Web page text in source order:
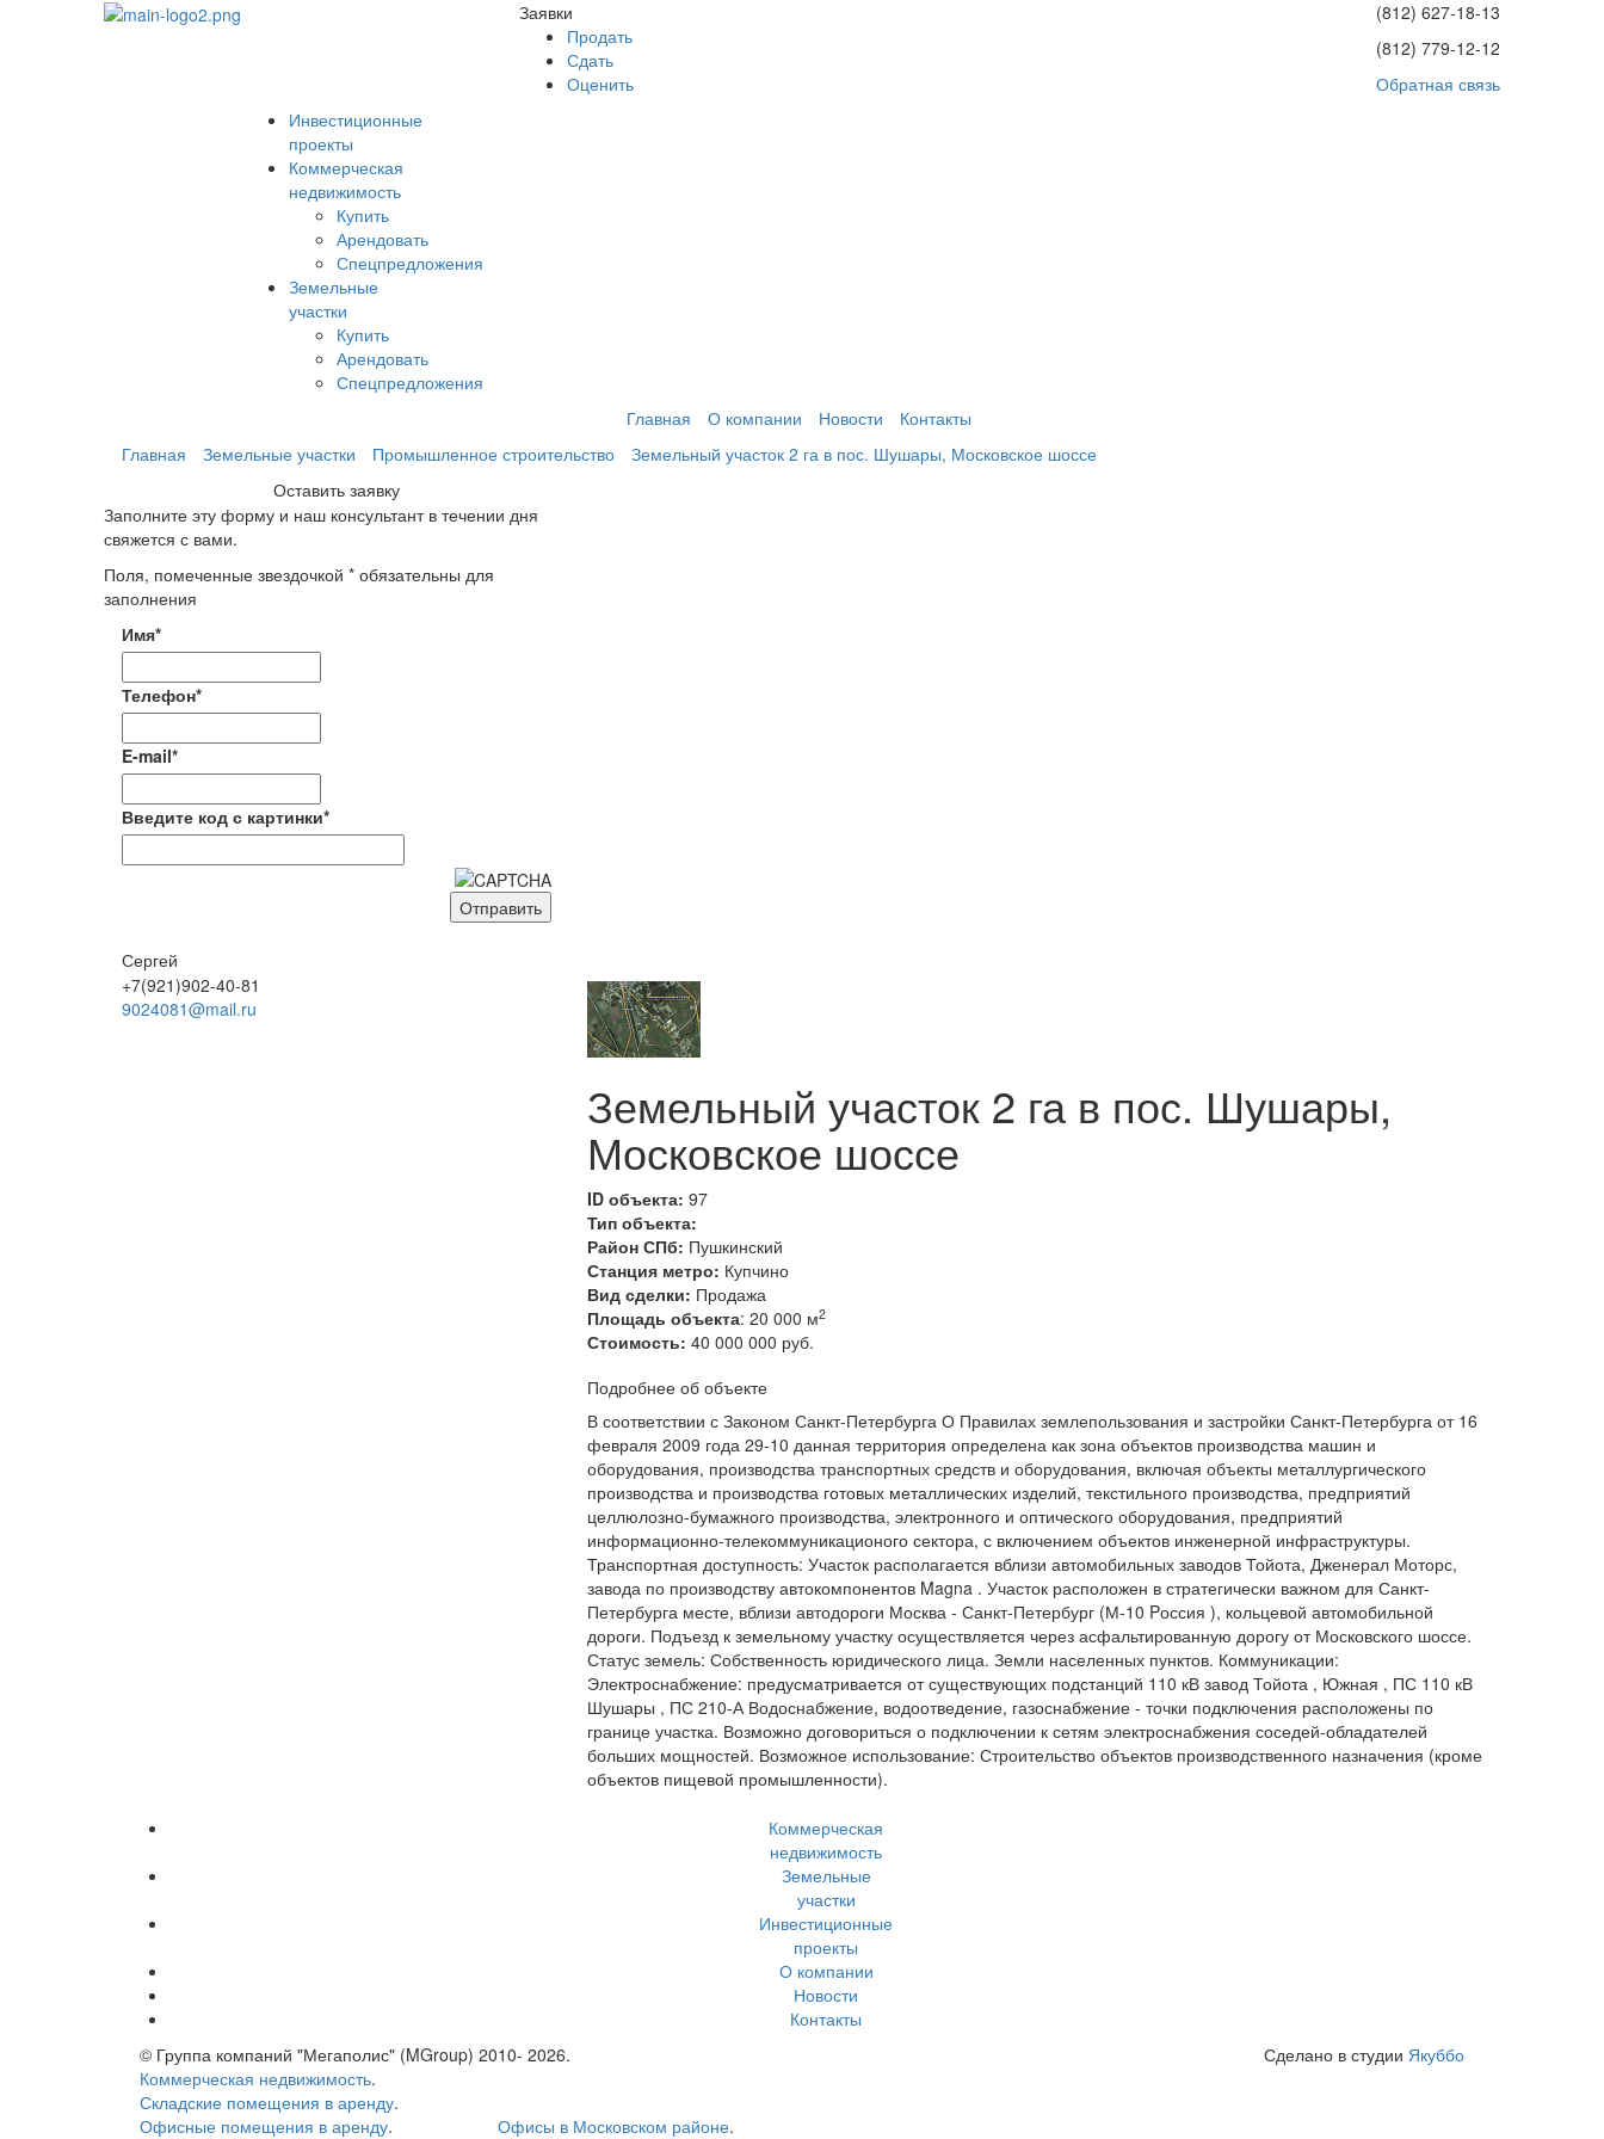
Заявки
Продать
Сдать
Оценить
Инвестиционные
проекты
Коммерческая
недвижимость
Купить
Арендовать
Спецпредложения
Земельные
участки
Купить
Арендовать
Спецпредложения
(812) 627-18-13
(812) 779-12-12
Обратная связь
Главная О компании Новости
Контакты
Главная
Земельные участки Промышленное строительство Земельный участок 2 га в пос. Шушары, Московское шоссе
Земельный участок 2 га в пос. Шушары,
Московское шоссе
ID объекта: 97
Тип объекта:
Район СПб: Пушкинский
Станция метро: Купчино
Вид сделки: Продажа
Площадь объекта: 20 000 м2
Стоимость: 40 000 000 руб.
Подробнее об объекте
В соответствии с Законом Санкт-Петербурга О Правилах землепользования и застройки Санкт-Петербурга от 16
февраля 2009 года 29-10 данная территория определена как зона объектов производства машин и
оборудования, производства транспортных средств и оборудования, включая объекты металлургического
производства и производства готовых металлических изделий, текстильного производства, предприятий
целлюлозно-бумажного производства, электронного и оптического оборудования, предприятий
информационно-телекоммуникационого сектора, с включением объектов инженерной инфраструктуры.
Транспортная доступность: Участок располагается вблизи автомобильных заводов Тойота, Дженерал Моторс,
завода по производству автокомпонентов Magna . Участок расположен в стратегически важном для Санкт-
Петербурга месте, вблизи автодороги Москва - Санкт-Петербург (М-10 Pоссия ), кольцевой автомобильной
дороги. Подъезд к земельному участку осуществляется через асфальтированную дорогу от Московского шоссе.
Статус земель: Собственность юридического лица. Земли населенных пунктов. Коммуникации:
Электроснабжение: предусматривается от существующих подстанций 110 кВ завод Тойота , Южная , ПС 110 кВ
Шушары , ПС 210-А Водоснабжение, водоотведение, газоснабжение - точки подключения расположены по
границе участка. Возможно договориться о подключении к сетям электроснабжения соседей-обладателей
больших мощностей. Возможное использование: Строительство объектов производственного назначения (кроме
объектов пищевой промышленности).
Оставить заявку
Заполните эту форму и наш консультант в течении дня
свяжется с вами.
Поля, помеченные звездочкой * обязательны для
заполнения
Имя*
Телефон*
E-mail*
Введите код с картинки*
Сергей
+7(921)902-40-81
9024081@mail.ru
Коммерческая
недвижимость
Земельные
участки
Инвестиционные
проекты
О компании
Новости
Контакты
© Группа компаний "Мегаполис" (MGroup) 2010- 2026.
Коммерческая недвижимость.
Складские помещения в аренду.
Офисные помещения в аренду.
Офисы в Московском районе.
Сделано в студии Якуббо